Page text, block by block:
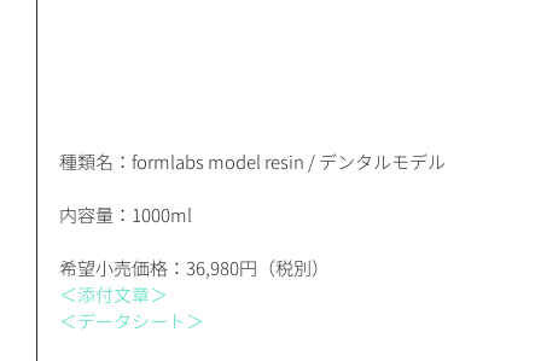
種類名：formlabs model resin / デンタルモデル
内容量：1000ml
希望小売価格：36,980円（税別）
＜添付文章＞
＜データシート＞